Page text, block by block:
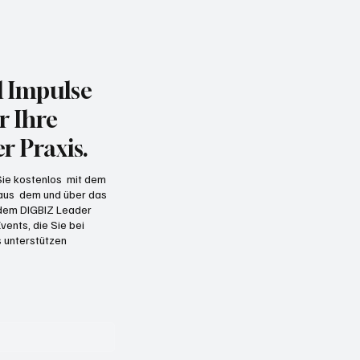
Impulse
Ihre
Praxis.
kostenlos mit dem
dem und über das
DIGBIZ Leader
die Sie bei
unterstützen